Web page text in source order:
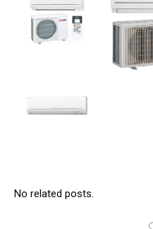
No related posts.